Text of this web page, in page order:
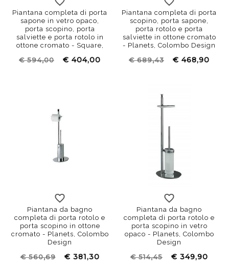
Piantana completa di porta
sapone in vetro opaco,
porta scopino, porta
salviette e porta rotolo in
ottone cromato - Square,
€ 594,00 € 404,00
Piantana completa di porta
scopino, porta sapone,
porta rotolo e porta
salviette in ottone cromato
- Planets, Colombo Design
€ 689,43 € 468,90
Piantana da bagno
completa di porta rotolo e
porta scopino in ottone
cromato - Planets, Colombo
Design
€ 560,69 € 381,30
Piantana da bagno
completa di porta rotolo e
porta scopino in vetro
opaco - Planets, Colombo
Design
€ 514,45 € 349,90